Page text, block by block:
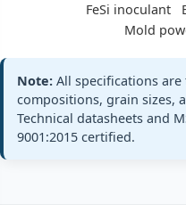
ferro-silicon-barium
Si:
FeSi inoculant
Mold
Note: All specifications are
compositions, grain sizes,
Technical datasheets and
9001:2015 certified.